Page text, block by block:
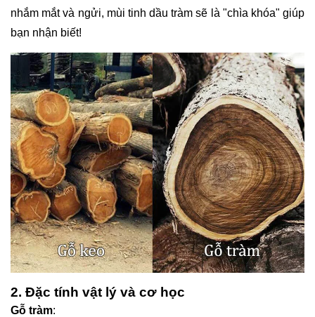
nhắm mắt và ngửi, mùi tinh dầu tràm sẽ là "chìa khóa" giúp
bạn nhận biết!
2. Đặc tính vật lý và cơ học
Gỗ tràm: